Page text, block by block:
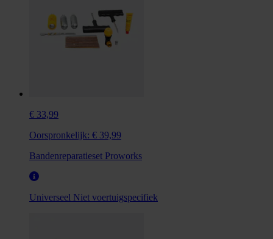
€ 33,99
Oorspronkelijk: € 39,99
Bandenreparatieset Proworks
Universeel Niet voertuigspecifiek